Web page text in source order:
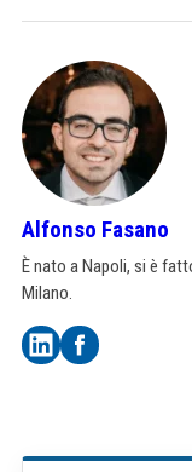
Alfonso Fasano
È nato a Napoli, si è
Milano.